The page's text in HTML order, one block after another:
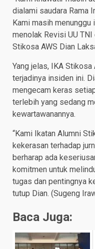
dialami saudara Rama
Kami masih
menolak Revisi UU TNI
Stikosa AWS Dian
Yang jelas, IKA Stikosa
terjadinya insiden ini.
mengecam keras
terlebih yang sedang
kewartawanannya.
“Kami Ikatan Alumni
kekerasan terhadap
berharap ada
komitmen untuk
tugas dan pentingnya
tutup Dian. (Sugeng
Baca Juga: